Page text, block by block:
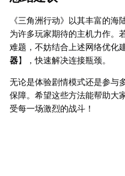
《三角洲行动》以其丰富的
为许多玩家期待的主机力作。
难题，不妨结合上述网络优化
器】，快速解决连接瓶颈。
无论是体验剧情模式还是参与
保障。希望这些方法能帮助大
受每一场激烈的战斗！